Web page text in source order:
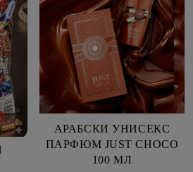
АРАБСКИ УНИСЕКС
ПАРФЮМ JUST CHOCO
100 МЛ